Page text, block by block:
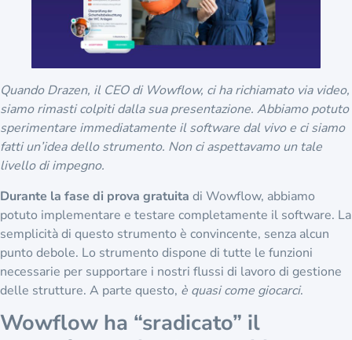
Quando Drazen, il CEO di Wowflow, ci ha richiamato via video,
siamo rimasti colpiti dalla sua presentazione. Abbiamo potuto
sperimentare immediatamente il software dal vivo e ci siamo
livello di impegno.
Durante la fase di prova gratuitadi Wowflow, abbiamo
potuto implementare e testare completamente il software. La
semplicità di questo strumento è convincente, senza alcun
punto debole. Lo strumento dispone di tutte le funzioni
delle strutture. A parte questo,è quasi come giocarci